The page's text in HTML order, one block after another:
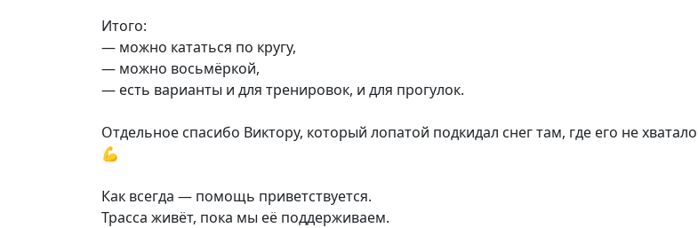
Итого:
— можно кататься по кругу,
— можно восьмёркой,
— есть варианты и для тренировок, и для прогулок.
Отдельное спасибо Виктору, который лопатой подкидал снег там, где его не хватало
💪
Как всегда — помощь приветствуется.
Трасса живёт, пока мы её поддерживаем.